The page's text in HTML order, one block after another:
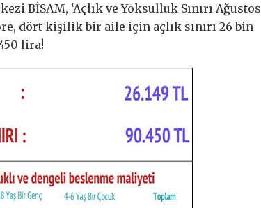
BİSAM, ‘Açlık ve Yoksulluk Sınırı Ağustos
dört kişilik bir aile için açlık sınırı 26 bin
lira!